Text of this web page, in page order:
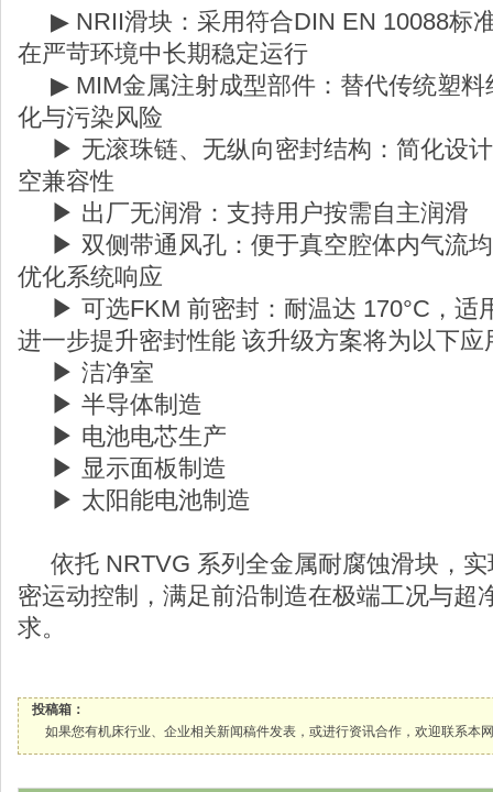
▶ NRII滑块：采用符合DIN EN 10088标
在严苛环境中长期稳定运行
▶ MIM金属注射成型部件：替代传统塑料
化与污染风险
▶ 无滚珠链、无纵向密封结构：简化设计
空兼容性
▶ 出厂无润滑：支持用户按需自主润滑
▶ 双侧带通风孔：便于真空腔体内气流均
优化系统响应
▶ 可选FKM 前密封：耐温达 170°C，适
进一步提升密封性能 该升级方案将为以下
▶ 洁净室
▶ 半导体制造
▶ 电池电芯生产
▶ 显示面板制造
▶ 太阳能电池制造
依托 NRTVG 系列全金属耐腐蚀滑块，实
密运动控制，满足前沿制造在极端工况与超
求。
投稿箱：
如果您有机床行业、企业相关新闻稿件发表，或进行资讯合作，欢迎联系本